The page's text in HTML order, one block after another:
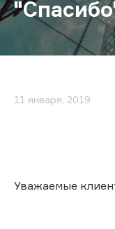
11 января, 2019
Уважаемые